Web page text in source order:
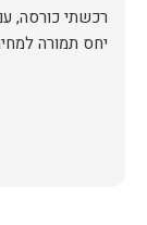
יחס תמורה